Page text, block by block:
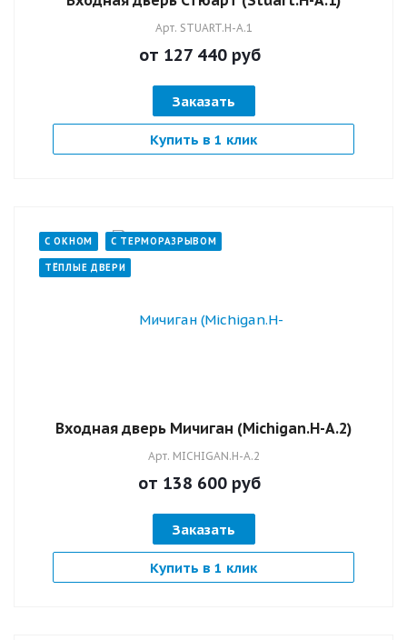
Арт. STUART.H-А.1
от 127 440 руб
Заказать
Купить в 1 клик
С ОКНОМ С ТЕРМОРАЗРЫВОМ
ТЁПЛЫЕ ДВЕРИ
Входная дверь Мичиган (Michigan.H-А.2)
Арт. MICHIGAN.H-А.2
от 138 600 руб
Заказать
Купить в 1 клик